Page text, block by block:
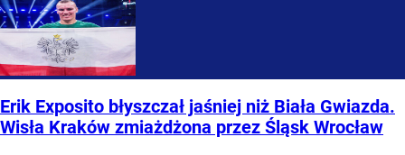
Erik Exposito błyszczał jaśniej niż Biała Gwiazda.
Wisła Kraków zmiażdżona przez Śląsk Wrocław